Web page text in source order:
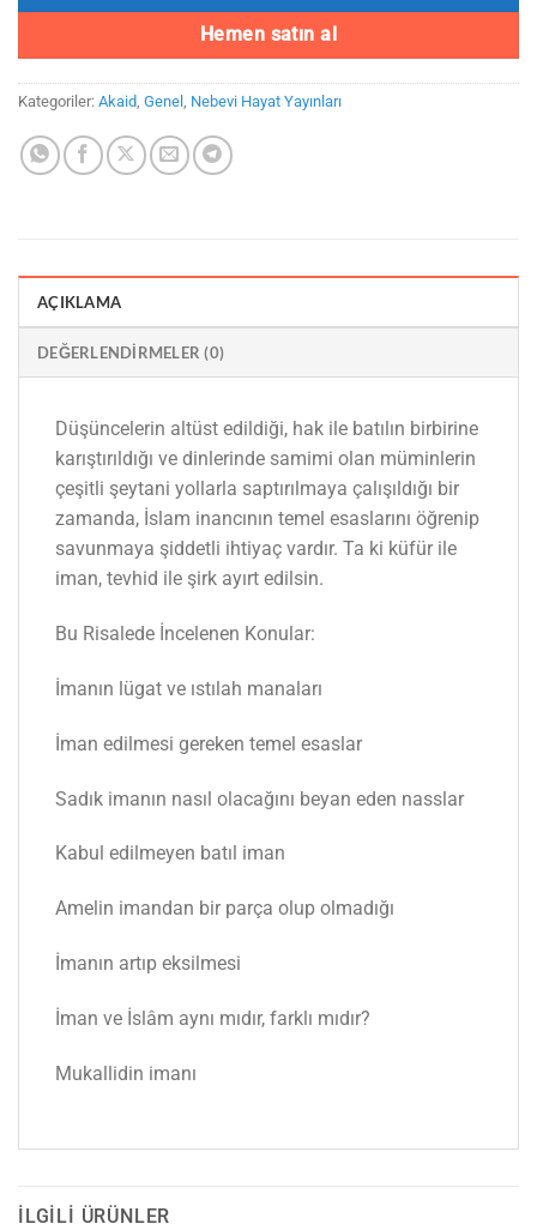
Hemen satın al
Kategoriler: Akaid, Genel , Nebevi Hayat Yayınları
AÇIKLAMA
DEĞERLENDIRMELER (0)
Düşüncelerin altüst edildiği, hak ile batılın birbirine
karıştırıldığı ve dinlerinde samimi olan müminlerin
çeşitli şeytani yollarla saptırılmaya çalışıldığı bir
zamanda, İslam inancının temel esaslarını öğrenip
savunmaya şiddetli ihtiyaç vardır. Ta ki küfür ile
iman, tevhid ile şirk ayırt edilsin.
Bu Risalede İncelenen Konular:
İmanın lügat ve ıstılah manaları
İman edilmesi gereken temel esaslar
Sadık imanın nasıl olacağını beyan eden nasslar
Kabul edilmeyen batıl iman
Amelin imandan bir parça olup olmadığı
İmanın artıp eksilmesi
İman ve İslâm aynı mıdır, farklı mıdır?
Mukallidin imanı
İLGILI ÜRÜNLER